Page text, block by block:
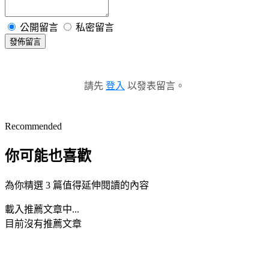
公開留言 私密留言
發佈留言
請先 登入 以發表留言。
Recommended
你可能也喜歡
為你精選 3 篇值得延伸閱讀的內容
載入推薦文章中...
目前沒有推薦文章